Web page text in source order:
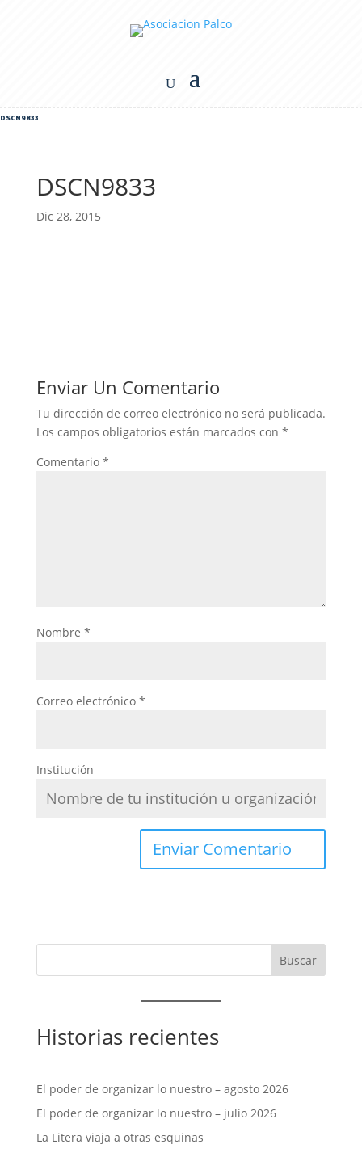
DSCN9833
DSCN9833
Dic 28, 2015
Enviar Un Comentario
Tu dirección de correo electrónico no será publicada.
Los campos obligatorios están marcados con *
Comentario *
Nombre *
Correo electrónico *
Institución
Historias recientes
El poder de organizar lo nuestro – agosto 2026
El poder de organizar lo nuestro – julio 2026
La Litera viaja a otras esquinas